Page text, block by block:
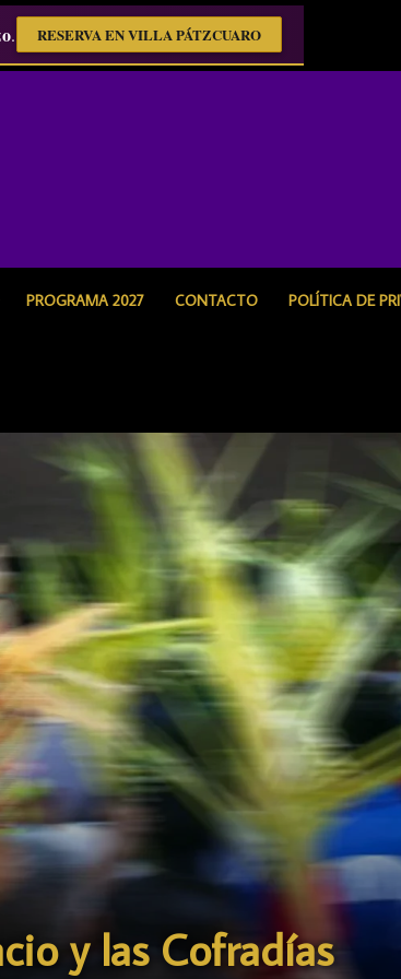
. RESERVA EN VILLA PÁTZCUARO
PROGRAMA 2027 CONTACTO POLÍTICA DE
y las Cofradías